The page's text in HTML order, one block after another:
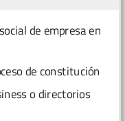
de empresa en
de constitución
o directorios